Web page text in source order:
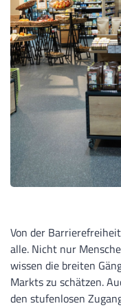
Von der
alle. Nicht nur
wissen die breiten
Markts zu schätzen.
den stufenlosen